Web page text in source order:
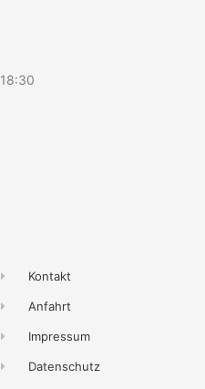
Kontakt
Anfahrt
Impressum
Datenschutz